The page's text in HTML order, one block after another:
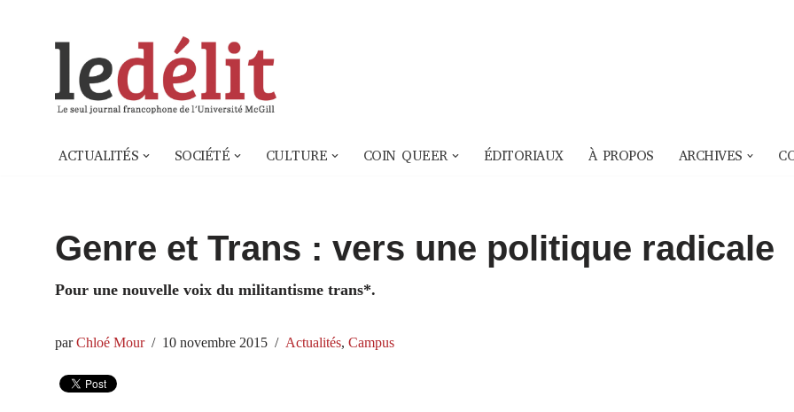
ACTUALITÉS SOCIÉTÉ CULTURE COIN QUEER ÉDITORIAUX À PROPOS ARCHIVES
Genre et Trans : vers une politique radicale
Pour une nouvelle voix du militantisme trans*.
parChloé Mour 10 novembre 2015 Actualités, Campus